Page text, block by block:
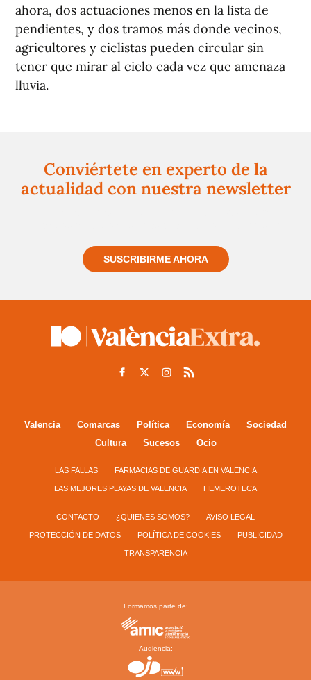
ahora, dos actuaciones menos en la lista de
pendientes, y dos tramos más donde vecinos,
agricultores y ciclistas pueden circular sin
tener que mirar al cielo cada vez que amenaza
lluvia.
Conviértete en experto de la
actualidad con nuestra newsletter
SUSCRIBIRME AHORA
Valencia Comarcas Política Economía
Sociedad
Cultura
Sucesos Ocio
LAS FALLAS FARMACIAS DE GUARDIA EN VALENCIA
LAS MEJORES PLAYAS DE VALENCIA HEMEROTECA
CONTACTO ¿QUIENES SOMOS? AVISO LEGAL
PROTECCIÓN DE DATOS POLÍTICA DE COOKIES PUBLICIDAD
TRANSPARENCIA
Formamos parte de:
Audiencia: